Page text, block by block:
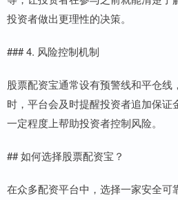
投资者做出更理性的决策。
### 4. 风险控制机制
股票配资宝通常设有预警线和平仓线
时，平台会及时提醒投资者追加保证
一定程度上帮助投资者控制风险。
## 如何选择股票配资宝？
在众多配资平台中，选择一家安全可